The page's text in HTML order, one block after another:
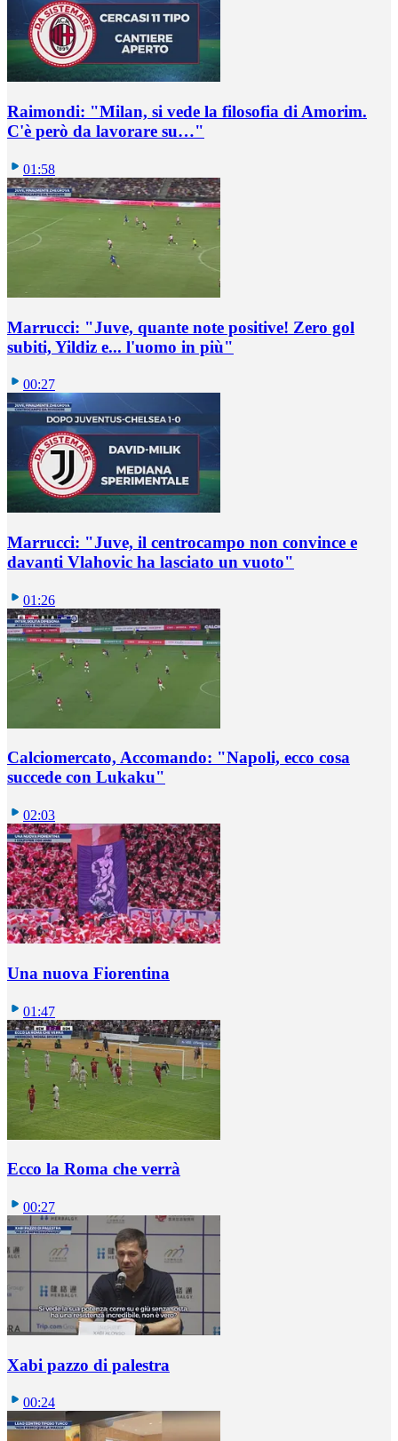
Raimondi: "Milan, si vede la filosofia di Amorim.
C'è però da lavorare su…"
01:58
Marrucci: "Juve, quante note positive! Zero gol
subiti, Yildiz e... l'uomo in più"
00:27
Marrucci: "Juve, il centrocampo non convince e
davanti Vlahovic ha lasciato un vuoto"
01:26
Calciomercato, Accomando: "Napoli, ecco cosa
succede con Lukaku"
02:03
Una nuova Fiorentina
01:47
Ecco la Roma che verrà
00:27
Xabi pazzo di palestra
00:24